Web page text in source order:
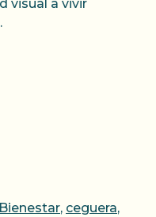
visual a vivir
Bienestar, ceguera,